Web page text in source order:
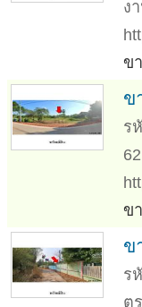
ง
ข
ข
ร
ข
ข
ร
ต